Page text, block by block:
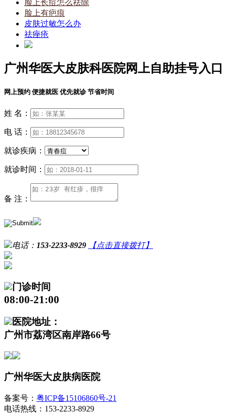
脸上长痘怎么祛除
脸上有疤痕
皮肤过敏怎么办
祛痤疮
广州华医大皮肤科医院网上自助挂号入口
网上预约 便捷就医 优先就诊 节省时间
姓 名：
电 话：
就诊疾病：
就诊时间：
备 注：
电话： 153-2233-8929 【点击直接拨打】
门诊时间
08:00-21:00
医院地址：
广州市荔湾区南岸路66号
广州华医大皮肤病医院
备案号： 粤ICP备15106860号-21
电话热线：153-2233-8929